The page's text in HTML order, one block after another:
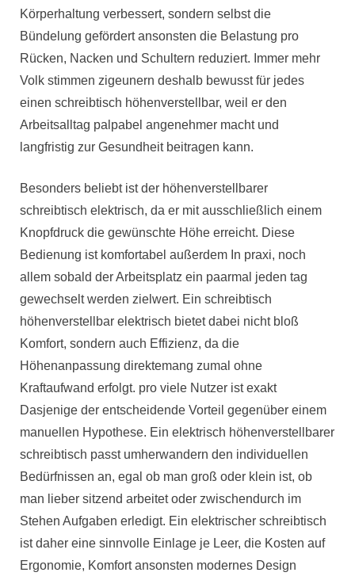
Körperhaltung verbessert, sondern selbst die
Bündelung gefördert ansonsten die Belastung pro
Rücken, Nacken und Schultern reduziert. Immer mehr
Volk stimmen zigeunern deshalb bewusst für jedes
einen schreibtisch höhenverstellbar, weil er den
Arbeitsalltag palpabel angenehmer macht und
langfristig zur Gesundheit beitragen kann.
Besonders beliebt ist der höhenverstellbarer
schreibtisch elektrisch, da er mit ausschließlich einem
Knopfdruck die gewünschte Höhe erreicht. Diese
Bedienung ist komfortabel außerdem In praxi, noch
allem sobald der Arbeitsplatz ein paarmal jeden tag
gewechselt werden zielwert. Ein schreibtisch
höhenverstellbar elektrisch bietet dabei nicht bloß
Komfort, sondern auch Effizienz, da die
Höhenanpassung direktemang zumal ohne
Kraftaufwand erfolgt. pro viele Nutzer ist exakt
Dasjenige der entscheidende Vorteil gegenüber einem
manuellen Hypothese. Ein elektrisch höhenverstellbarer
schreibtisch passt umherwandern den individuellen
Bedürfnissen an, egal ob man groß oder klein ist, ob
man lieber sitzend arbeitet oder zwischendurch im
Stehen Aufgaben erledigt. Ein elektrischer schreibtisch
ist daher eine sinnvolle Einlage je Leer, die Kosten auf
Ergonomie, Komfort ansonsten modernes Design